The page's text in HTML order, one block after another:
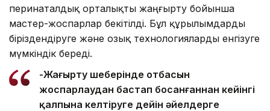
перинаталдық орталықты жаңғырту бойынша
мастер-жоспарлар бекітілді. Бұл құрылымдарды
біріздендіруге және озық технологияларды енгізуге
мүмкіндік береді.
-Жаңғырту шеңберінде отбасын
жоспарлаудан бастап босанғаннан кейінгі
қалпына келтіруге дейін әйелдерге